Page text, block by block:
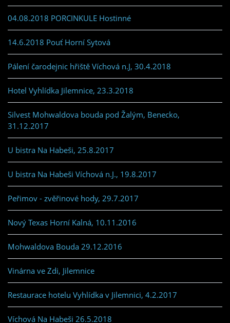
04.08.2018 PORCINKULE Hostinné
14.6.2018 Pouť Horní Sytová
Pálení čarodejnic hřiště Víchová n.J, 30.4.2018
Hotel Vyhlídka Jilemnice, 23.3.2018
Silvest Mohwaldova bouda pod Žalým, Benecko,
31.12.2017
U bistra Na Habeši, 25.8.2017
U bistra Na Habeši Víchová n.J., 19.8.2017
Peřimov - zvěřinové hody, 29.7.2017
Nový Texas Horní Kalná, 10.11.2016
Mohwaldova Bouda 29.12.2016
Vinárna ve Zdi, Jilemnice
Restaurace hotelu Vyhlídka v Jilemnici, 4.2.2017
Víchová Na Habeši 26.5.2018